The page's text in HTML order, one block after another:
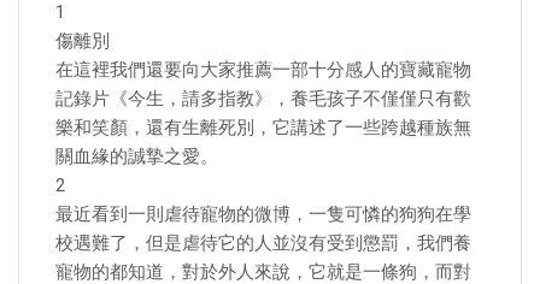
1
傷離別
在這裡我們還要向大家推薦一部十分感人的寶藏寵物
記錄片《今生，請多指教》，養毛孩子不僅僅只有歡
樂和笑顏，還有生離死別，它講述了一些跨越種族無
關血緣的誠摯之愛。
2
最近看到一則虐待寵物的微博，一隻可憐的狗狗在學
校遇難了，但是虐待它的人並沒有受到懲罰，我們養
寵物的都知道，對於外人來說，它就是一條狗，而對